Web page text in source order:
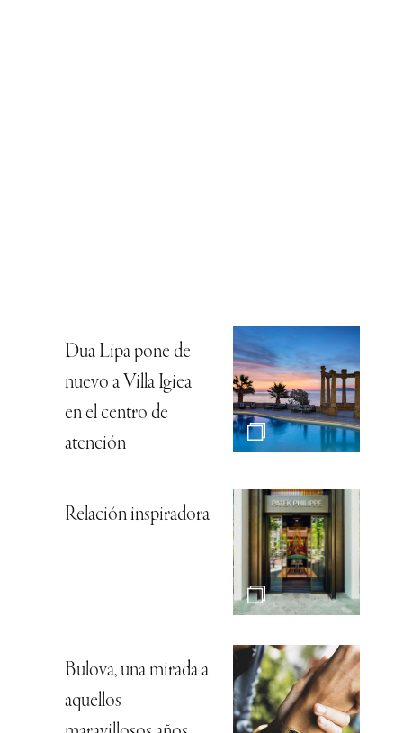
Dua Lipa pone de
nuevo a Villa Igiea
en el centro de
atención
Relación inspiradora
Bulova, una mirada a
aquellos